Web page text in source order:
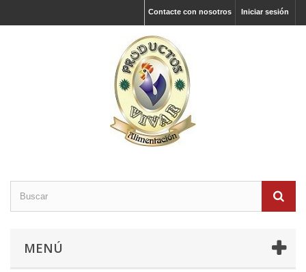
Iniciar sesión
Contacte con nosotros
MENÚ